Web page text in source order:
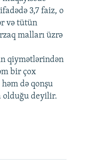
3,7 faiz, o
və tütün
malları üzrə
qiymətlərindən
bir çox
də qonşu
olduğu deyilir.